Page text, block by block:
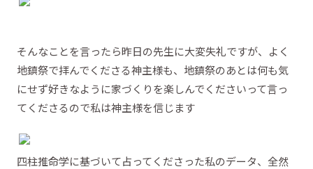
そんなことを言ったら昨日の先生に大変失礼ですが、よく
地鎮祭で拝んでくださる神主様も、地鎮祭のあとは何も気
にせず好きなように家づくりを楽しんでくださいって言っ
てくださるので私は神主様を信じます
四柱推命学に基づいて占ってくださった私のデータ、全然